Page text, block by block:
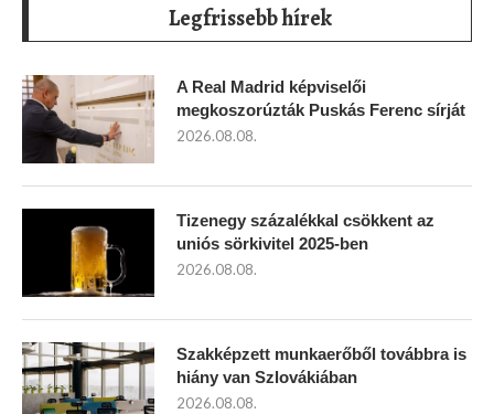
Legfrissebb hírek
A Real Madrid képviselői
megkoszorúzták Puskás Ferenc sírját
2026.08.08.
Tizenegy százalékkal csökkent az
uniós sörkivitel 2025-ben
2026.08.08.
Szakképzett munkaerőből továbbra is
hiány van Szlovákiában
2026.08.08.